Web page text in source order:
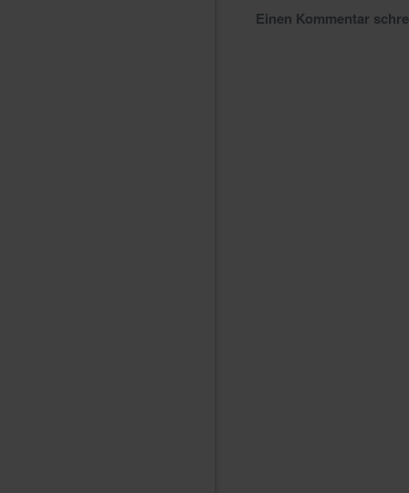
Einen Kommentar